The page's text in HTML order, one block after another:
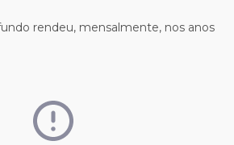
rendeu, mensalmente, nos anos